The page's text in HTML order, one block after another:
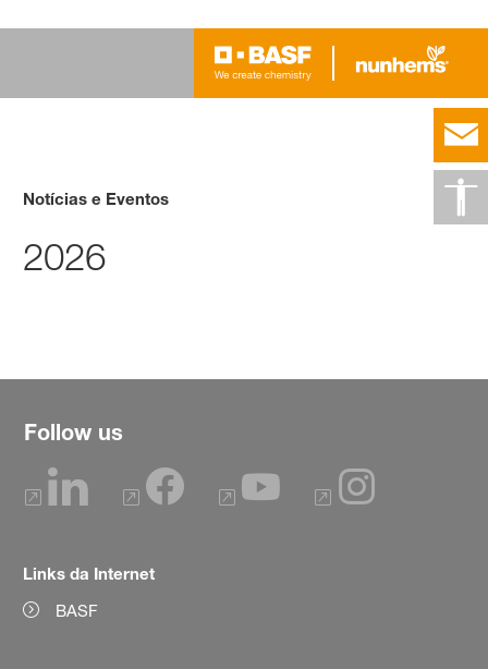
Notícias e Eventos
2026
Follow us
Links da Internet
BASF